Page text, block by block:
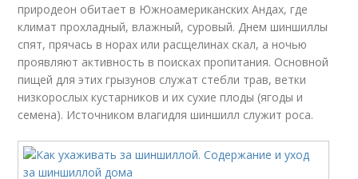
природеон обитает в Южноамериканских Андах, где
климат прохладный, влажный, суровый. Днем шиншиллы
спят, прячась в норах или расщелинах скал, а ночью
проявляют активность в поисках пропитания. Основной
пищей для этих грызунов служат стебли трав, ветки
низкорослых кустарников и их сухие плоды (ягоды и
семена). Источником влагидля шиншилл служит роса.